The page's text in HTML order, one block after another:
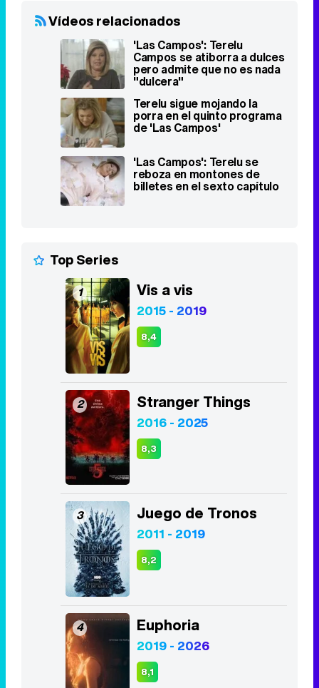
Vídeos relacionados
'Las Campos': Terelu
Campos se atiborra a dulces
pero admite que no es nada
"dulcera"
Terelu sigue mojando la
porra en el quinto programa
de 'Las Campos'
'Las Campos': Terelu se
reboza en montones de
billetes en el sexto capítulo
Top Series
1 Vis a vis
2015 - 2019
8,4
2 Stranger Things
2016 - 2025
8,3
3 Juego de Tronos
2011 - 2019
8,2
4 Euphoria
2019 - 2026
8,1